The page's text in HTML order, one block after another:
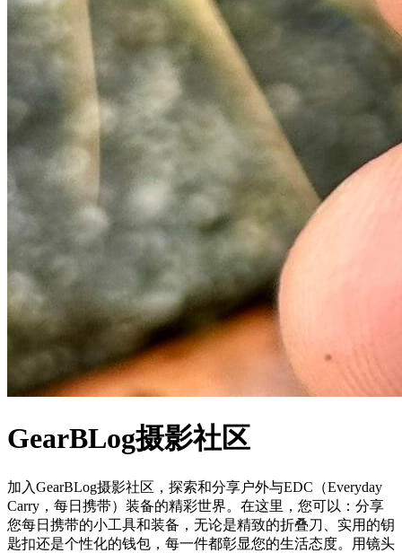
GearBLog摄影社区
加入GearBLog摄影社区，探索和分享户外与EDC（Everyday
Carry，每日携带）装备的精彩世界。在这里，您可以：分享
您每日携带的小工具和装备，无论是精致的折叠刀、实用的钥
匙扣还是个性化的钱包，每一件都彰显您的生活态度。用镜头